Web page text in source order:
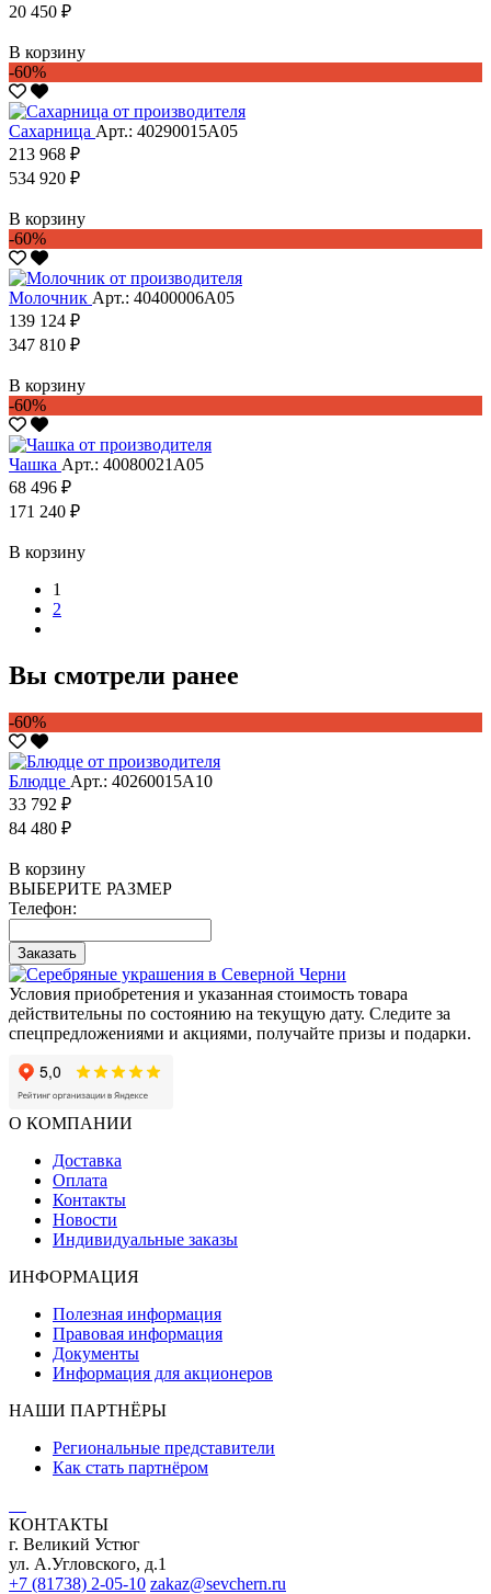
20 450 ₽
В корзину
-60%
Сахарница Арт.: 40290015А05
213 968 ₽
534 920 ₽
В корзину
-60%
Молочник Арт.: 40400006А05
139 124 ₽
347 810 ₽
В корзину
-60%
Чашка Арт.: 40080021А05
68 496 ₽
171 240 ₽
В корзину
1
2
Вы смотрели ранее
-60%
Блюдце Арт.: 40260015А10
33 792 ₽
84 480 ₽
В корзину
ВЫБЕРИТЕ РАЗМЕР
Телефон:
Заказать
Условия приобретения и указанная стоимость товара
действительны по состоянию на текущую дату. Следите за
спецпредложениями и акциями, получайте призы и подарки.
О КОМПАНИИ
Доставка
Оплата
Контакты
Новости
Индивидуальные заказы
ИНФОРМАЦИЯ
Полезная информация
Правовая информация
Документы
Информация для акционеров
НАШИ ПАРТНЁРЫ
Региональные представители
Как стать партнёром
КОНТАКТЫ
г. Великий Устюг
ул. А.Угловского, д.1
+7 (81738) 2-05-10 zakaz@sevchern.ru